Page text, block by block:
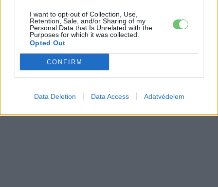
I want to opt-out of Collection, Use,
Retention, Sale, and/or Sharing of my
Personal Data that Is Unrelated with the
Purposes for which it was collected.
Opted Out
CONFIRM
Data Deletion Data Access Adatvédelem